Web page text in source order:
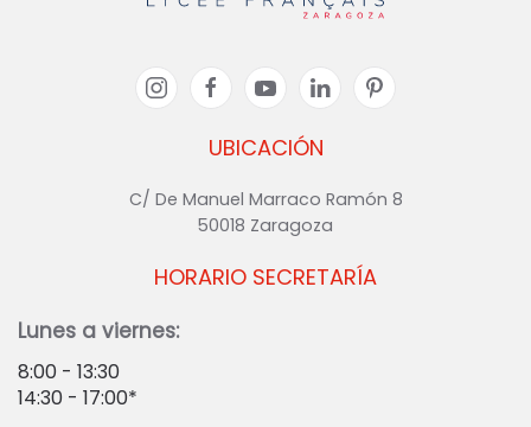
UBICACIÓN
C/ De Manuel Marraco Ramón 8
50018 Zaragoza
HORARIO SECRETARÍA
Lunes a viernes:
8:00 - 13:30
14:30 - 17:00*